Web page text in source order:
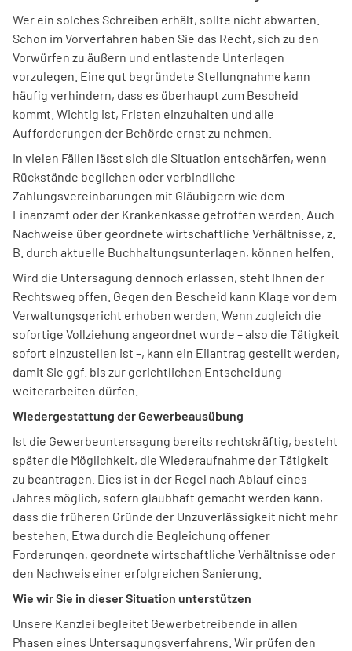
Wer ein solches Schreiben erhält, sollte nicht abwarten.
Schon im Vorverfahren haben Sie das Recht, sich zu den
Vorwürfen zu äußern und entlastende Unterlagen
vorzulegen. Eine gut begründete Stellungnahme kann
häufig verhindern, dass es überhaupt zum Bescheid
kommt. Wichtig ist, Fristen einzuhalten und alle
Aufforderungen der Behörde ernst zu nehmen.
In vielen Fällen lässt sich die Situation entschärfen, wenn
Rückstände beglichen oder verbindliche
Zahlungsvereinbarungen mit Gläubigern wie dem
Finanzamt oder der Krankenkasse getroffen werden. Auch
Nachweise über geordnete wirtschaftliche Verhältnisse, z.
B. durch aktuelle Buchhaltungsunterlagen, können helfen.
Wird die Untersagung dennoch erlassen, steht Ihnen der
Rechtsweg offen. Gegen den Bescheid kann Klage vor dem
Verwaltungsgericht erhoben werden. Wenn zugleich die
sofortige Vollziehung angeordnet wurde – also die Tätigkeit
sofort einzustellen ist –, kann ein Eilantrag gestellt werden,
damit Sie ggf. bis zur gerichtlichen Entscheidung
weiterarbeiten dürfen.
Wiedergestattung der Gewerbeausübung
Ist die Gewerbeuntersagung bereits rechtskräftig, besteht
später die Möglichkeit, die Wiederaufnahme der Tätigkeit
zu beantragen. Dies ist in der Regel nach Ablauf eines
Jahres möglich, sofern glaubhaft gemacht werden kann,
dass die früheren Gründe der Unzuverlässigkeit nicht mehr
bestehen. Etwa durch die Begleichung offener
Forderungen, geordnete wirtschaftliche Verhältnisse oder
den Nachweis einer erfolgreichen Sanierung.
Wie wir Sie in dieser Situation unterstützen
Unsere Kanzlei begleitet Gewerbetreibende in allen
Phasen eines Untersagungsverfahrens. Wir prüfen den